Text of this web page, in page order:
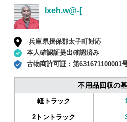
lxeh.w@-[
兵庫県揖保郡太子町対応
本人確認証提出確認済み
古物商許可証：第631671100001
不用品回収の
軽トラック
2トントラック